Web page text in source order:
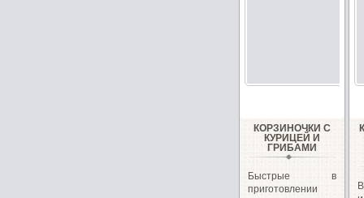
КОРЗИНОЧКИ С
КУРИЦЕЙ И
ГРИБАМИ
Быстрые в
приготовлении